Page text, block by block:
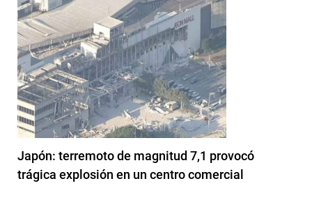
Japón: terremoto de magnitud 7,1 provocó
trágica explosión en un centro comercial